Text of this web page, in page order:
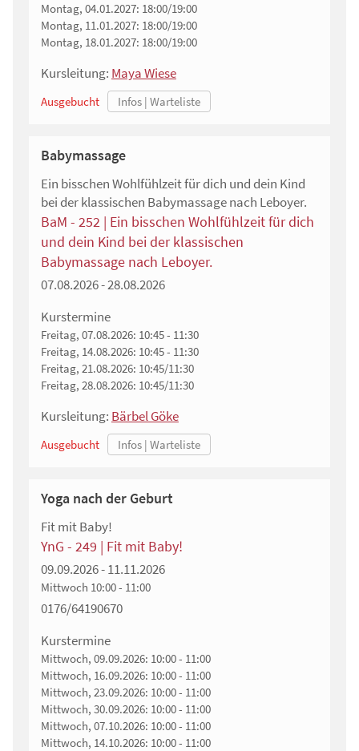
Montag, 04.01.2027: 18:00/19:00
Montag, 11.01.2027: 18:00/19:00
Montag, 18.01.2027: 18:00/19:00
Kursleitung: Maya Wiese
Ausgebucht
Babymassage
Ein bisschen Wohlfühlzeit für dich und dein Kind
bei der klassischen Babymassage nach Leboyer.
BaM - 252 | Ein bisschen Wohlfühlzeit für dich
und dein Kind bei der klassischen
Babymassage nach Leboyer.
07.08.2026 - 28.08.2026
Kurstermine
Freitag, 07.08.2026: 10:45 - 11:30
Freitag, 14.08.2026: 10:45 - 11:30
Freitag, 21.08.2026: 10:45/11:30
Freitag, 28.08.2026: 10:45/11:30
Kursleitung: Bärbel Göke
Ausgebucht
Yoga nach der Geburt
Fit mit Baby!
YnG - 249 | Fit mit Baby!
09.09.2026 - 11.11.2026
Mittwoch 10:00 - 11:00
0176/64190670
Kurstermine
Mittwoch, 09.09.2026: 10:00 - 11:00
Mittwoch, 16.09.2026: 10:00 - 11:00
Mittwoch, 23.09.2026: 10:00 - 11:00
Mittwoch, 30.09.2026: 10:00 - 11:00
Mittwoch, 07.10.2026: 10:00 - 11:00
Mittwoch, 14.10.2026: 10:00 - 11:00